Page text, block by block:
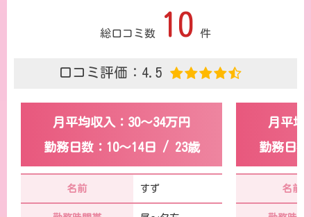
総口コミ数 10 件
口コミ評価：4.5
月平均収入：30～34万円
勤務日数：10～14日 / 23歳
名前 すず
月平均
勤務日
名前